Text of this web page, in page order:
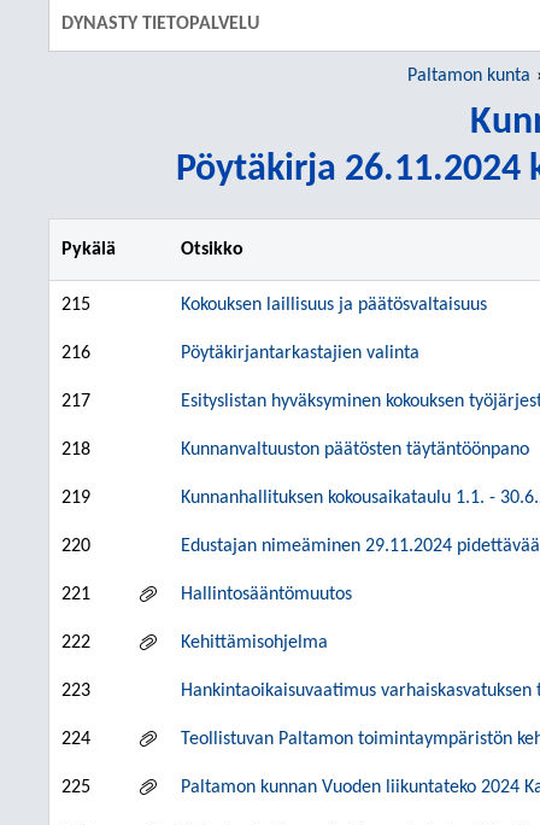
DYNASTY TIETOPALVELU
Paltamon kunta
Pöytäkirja 26.11.2024
Pykälä Otsikko
215 Kokouksen laillisuus ja päätösvaltaisuus
216 Pöytäkirjantarkastajien valinta
217 Esityslistan hyväksyminen kokouksen
218 Kunnanvaltuuston päätösten täytäntöönpano
219 Kunnanhallituksen kokousaikataulu 1.1. -
220 Edustajan nimeäminen 29.11.2024
221 Hallintosääntömuutos
222 Kehittämisohjelma
223 Hankintaoikaisuvaatimus
224 Teollistuvan Paltamon toimintaympäristön
225 Paltamon kunnan Vuoden liikuntateko 2024